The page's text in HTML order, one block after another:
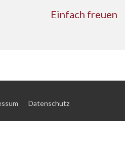
Einfach freuen
Datenschutz